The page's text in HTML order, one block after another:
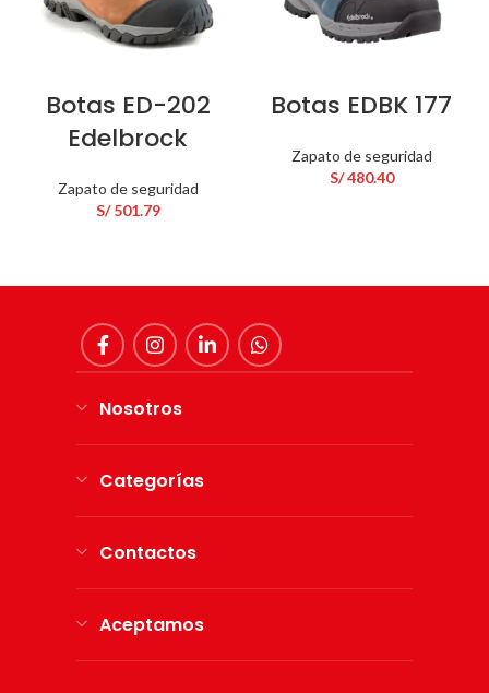
Botas ED-202
Edelbrock
Zapato de seguridad
S/501.79
Botas EDBK 177
Zapato de seguridad
S/480.40
Nosotros
Categorías
Contactos
Aceptamos